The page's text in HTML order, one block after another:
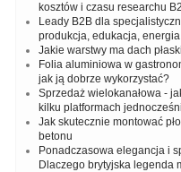
kosztów i czasu researchu
Leady B2B dla
produkcja, edukacja,
Jakie warstwy ma dach
Folia aluminiowa w
jak ją dobrze wykorzystać?
Sprzedaż wielokanałowa -
kilku platformach
Jak skutecznie montować
betonu
Ponadczasowa elegancja i
Dlaczego brytyjska legenda